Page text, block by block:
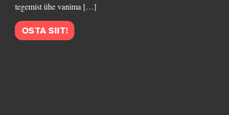
tegemist ühe vanima […]
OSTA SIIT!